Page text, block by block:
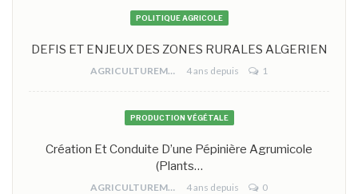
POLITIQUE AGRICOLE
DEFIS ET ENJEUX DES ZONES RURALES ALGERIEN
AGRICULTUREMONO 4 ans depuis 1
PRODUCTION VÉGÉTALE
Création Et Conduite D’une Pépinière Agrumicole
(plants…
AGRICULTUREMONO 4 ans depuis 0